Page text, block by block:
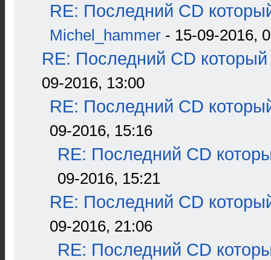
RE: Последний CD
Michel_hammer - 15-09-2016,
RE: Последний CD который
09-2016, 13:00
RE: Последний CD
09-2016, 15:16
RE: Последний CD
09-2016, 15:21
RE: Последний CD
09-2016, 21:06
RE: Последний CD